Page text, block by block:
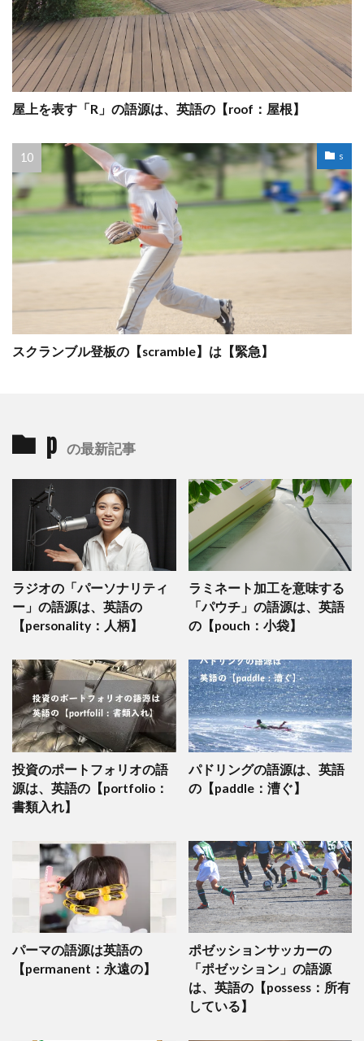
屋上を表す「R」の語源は、英語の【roof：屋根】
s
スクランブル登板の【scramble】は【緊急】
p の最新記事
ラジオの「パーソナリティ
ー」の語源は、英語の
【personality：人柄】
ラミネート加工を意味する
「パウチ」の語源は、英語
の【pouch：小袋】
投資のポートフォリオの語
源は、英語の【portfolio：
書類入れ】
パドリングの語源は、英語
の【paddle：漕ぐ】
パーマの語源は英語の
【permanent：永遠の】
ポゼッションサッカーの
「ポゼッション」の語源
は、英語の【possess：所有
している】